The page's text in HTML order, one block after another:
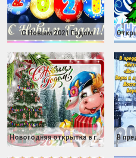
С Новым 2021 Годом
Новогодняя открытка в год Быка